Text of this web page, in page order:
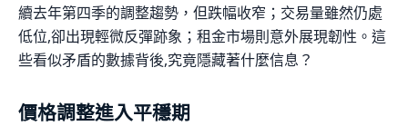
續去年第四季的調整趨勢，但跌幅收窄；交易量雖然仍處
低位,卻出現輕微反彈跡象；租金市場則意外展現韌性。這
些看似矛盾的數據背後,究竟隱藏著什麼信息？
價格調整進入平穩期